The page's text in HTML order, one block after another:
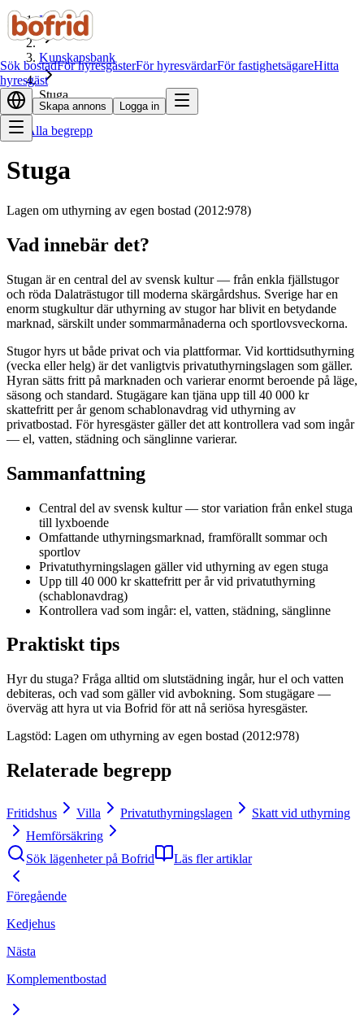
Sök bostadFör hyresgästerFör hyresvärdarFör fastighetsägareHitta
hyresgäst
Skapa annons Logga in
Hem
Kunskapsbank
Stuga
Alla begrepp
Stuga
Lagen om uthyrning av egen bostad (2012:978)
Vad innebär det?
Stugan är en central del av svensk kultur — från enkla fjällstugor
och röda Dalaträstugor till moderna skärgårdshus. Sverige har en
enorm stugkultur där uthyrning av stugor har blivit en betydande
marknad, särskilt under sommarmånaderna och sportlovsveckorna.
Stugor hyrs ut både privat och via plattformar. Vid korttidsuthyrning
(vecka eller helg) är det vanligtvis privatuthyrningslagen som gäller.
Hyran sätts fritt på marknaden och varierar enormt beroende på läge,
säsong och standard. Stugägare kan tjäna upp till 40 000 kr
skattefritt per år genom schablonavdrag vid uthyrning av
privatbostad. För hyresgäster gäller det att kontrollera vad som ingår
— el, vatten, städning och sänglinne varierar.
Sammanfattning
Central del av svensk kultur — stor variation från enkel stuga
till lyxboende
Omfattande uthyrningsmarknad, framförallt sommar och
sportlov
Privatuthyrningslagen gäller vid uthyrning av egen stuga
Upp till 40 000 kr skattefritt per år vid privatuthyrning
(schablonavdrag)
Kontrollera vad som ingår: el, vatten, städning, sänglinne
Praktiskt tips
Hyr du stuga? Fråga alltid om slutstädning ingår, hur el och vatten
debiteras, och vad som gäller vid avbokning. Som stugägare —
överväg att hyra ut via Bofrid för att nå seriösa hyresgäster.
Lagstöd: Lagen om uthyrning av egen bostad (2012:978)
Relaterade begrepp
Fritidshus Villa Privatuthyrningslagen
Skatt vid uthyrning
Hemförsäkring
Sök lägenheter på Bofrid
Läs fler artiklar
Föregående
Kedjehus
Nästa
Komplementbostad